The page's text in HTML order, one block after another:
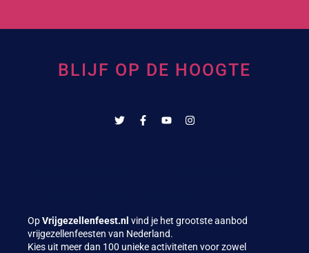
BLIJF OP DE HOOGTE
OpVrijgezellenfeest.nl vind je het grootste aanbod
vrijgezellenfeesten van Nederland.
Kies uit meer dan 100 unieke activiteiten voor zowel